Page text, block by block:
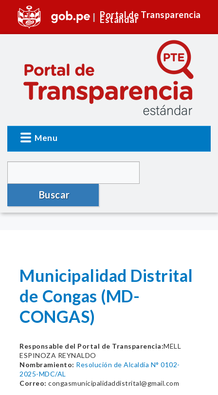
Portal de Transparencia
Estándar
Menu
Buscar
Municipalidad Distrital
de Congas (MD-
CONGAS)
Responsable del Portal de Transparencia:MELL
ESPINOZA REYNALDO
Nombramiento: Resolución de Alcaldía N° 0102-
2025-MDC/AL
Correo: congasmunicipalidaddistrital@gmail.com